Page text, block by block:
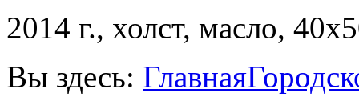
2014 г., холст, масло,
Вы здесь: Главная